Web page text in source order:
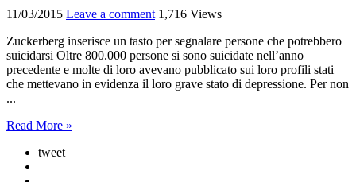
11/03/2015 Leave a comment 1,716 Views
Zuckerberg inserisce un tasto per segnalare persone che potrebbero
suicidarsi Oltre 800.000 persone si sono suicidate nell’anno
precedente e molte di loro avevano pubblicato sui loro profili stati
che mettevano in evidenza il loro grave stato di depressione. Per non
...
Read More »
tweet